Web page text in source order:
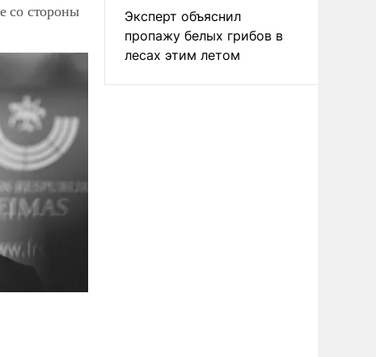
со стороны
Эксперт объяснил
пропажу белых грибов в
лесах этим летом